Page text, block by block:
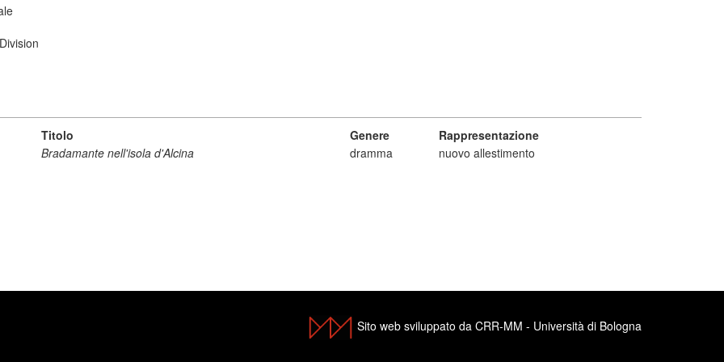
Titolo Genere
Rappresentazione
Bradamante nell'isola d'Alcina
dramma nuovo allestimento
Sito web sviluppato da CRR-MM - Università di Bologna